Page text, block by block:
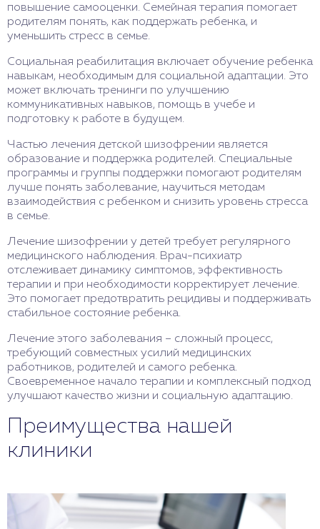
повышение самооценки. Семейная терапия помогает
родителям понять, как поддержать ребенка, и
уменьшить стресс в семье.
Социальная реабилитация включает обучение ребенка
навыкам, необходимым для социальной адаптации. Это
может включать тренинги по улучшению
коммуникативных навыков, помощь в учебе и
подготовку к работе в будущем.
Частью лечения детской шизофрении является
образование и поддержка родителей. Специальные
программы и группы поддержки помогают родителям
лучше понять заболевание, научиться методам
взаимодействия с ребенком и снизить уровень стресса
в семье.
Лечение шизофрении у детей требует регулярного
медицинского наблюдения. Врач-психиатр
отслеживает динамику симптомов, эффективность
терапии и при необходимости корректирует лечение.
Это помогает предотвратить рецидивы и поддерживать
стабильное состояние ребенка.
Лечение этого заболевания – сложный процесс,
требующий совместных усилий медицинских
работников, родителей и самого ребенка.
Своевременное начало терапии и комплексный подход
улучшают качество жизни и социальную адаптацию.
Преимущества нашей
клиники